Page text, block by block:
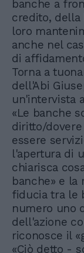
banche a
credito, della
loro
anche nel
di
Torna a
dell'Abi
un'intervista
«Le banche
diritto/
essere
l'apertura di
chiarisca
banche» e la
fiducia tra le
numero uno
dell'azione
riconosce il
«Ciò detto -